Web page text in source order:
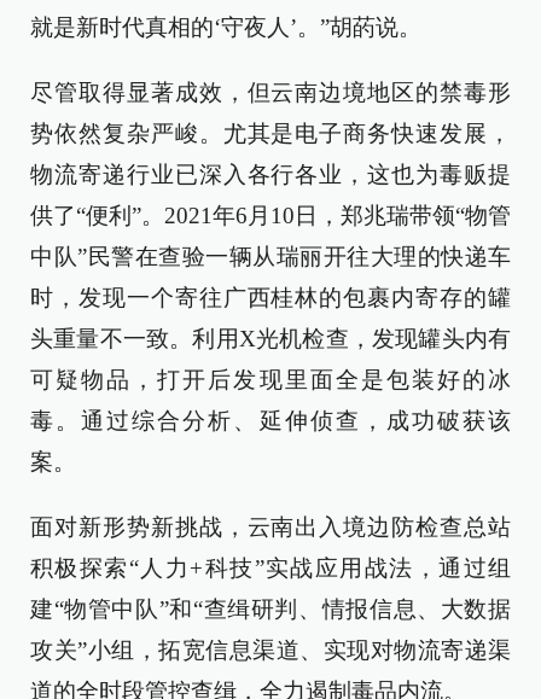
就是新时代真相的‘守夜人’。”胡菂说。
尽管取得显著成效，但云南边境地区的禁毒形
势依然复杂严峻。尤其是电子商务快速发展，
物流寄递行业已深入各行各业，这也为毒贩提
供了“便利”。2021年6月10日，郑兆瑞带领“物管
中队”民警在查验一辆从瑞丽开往大理的快递车
时，发现一个寄往广西桂林的包裹内寄存的罐
头重量不一致。利用X光机检查，发现罐头内有
可疑物品，打开后发现里面全是包装好的冰
毒。通过综合分析、延伸侦查，成功破获该
案。
面对新形势新挑战，云南出入境边防检查总站
积极探索“人力+科技”实战应用战法，通过组
建“物管中队”和“查缉研判、情报信息、大数据
攻关”小组，拓宽信息渠道、实现对物流寄递渠
道的全时段管控查缉，全力遏制毒品内流。